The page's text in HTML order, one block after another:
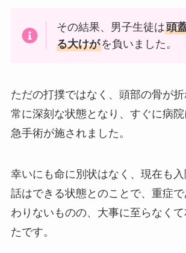
その結果、男子生徒は頭
る大けがを負いました。
ただの打撲ではなく、頭部の骨が
常に深刻な状態となり、すぐに病
急手術が施されました。
幸いにも命に別状はなく、現在も
話はできる状態とのことで、重症
わりないものの、大事に至らなく
たです。